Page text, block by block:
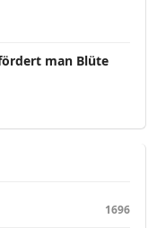
man Blüte
1696